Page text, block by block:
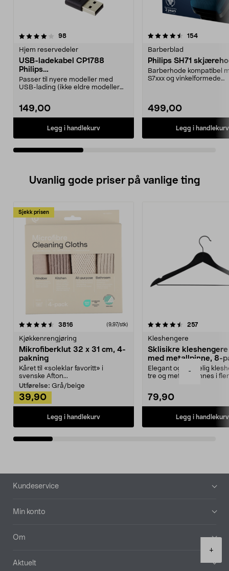
-
+
98anmeldelser
Hjem reservedeler
USB-ladekabel CP1788
Philips
OneBlade/barbermaskiner
Passer til nyere modeller med
USB-lading (ikke eldre modeller
149,00
Legg i handlekurv
4.5av 5 stjerner 154
Barberblad
Philips SH71
Barberhode kompatibel
S7xxx og vinkelformede
499,00
Legg i handlekurv
3.5av 5 stjerner
Uvanlig gode priser på vanlige ting
Sjekk prisen
3816anmeldelser(9,97/stk)
Kjøkkenrengjøring
Mikrofiberklut 32 x 31 cm, 4-
pakning
Kåret til «soleklar favoritt» i
svenske Afton...
Utførelse: Grå/beige
39,90
Legg i handlekurv
4.5av 5 stjerner 257
Kleshengere
Sklisikre
med metallpinne, 8-
Elegant og skikkelig
tre og metall – finnes i
79,90
Legg i handlekurv
4.5av 5 stjerner
Bunntekst
Kundeservice
Min konto
Om
Aktuelt